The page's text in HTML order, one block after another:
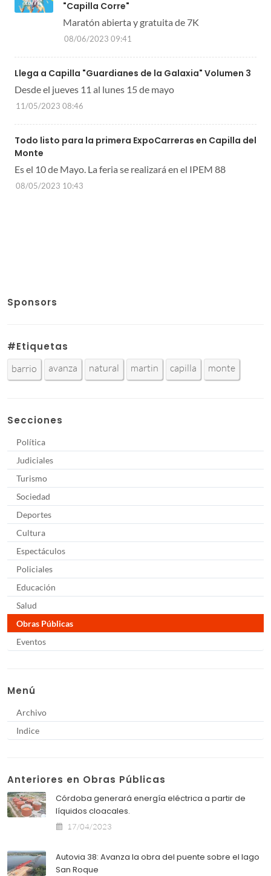
"Capilla Corre"
Maratón abierta y gratuita de 7K
08/06/2023 09:41
Llega a Capilla "Guardianes de la Galaxia" Volumen 3
Desde el jueves 11 al lunes 15 de mayo
11/05/2023 08:46
Todo listo para la primera ExpoCarreras en Capilla del
Monte
Es el 10 de Mayo. La feria se realizará en el IPEM 88
08/05/2023 10:43
Sponsors
#Etiquetas
barrio avanza natural martin capilla monte
Secciones
Política
Judiciales
Turismo
Sociedad
Deportes
Cultura
Espectáculos
Policiales
Educación
Salud
Obras Públicas
Eventos
Menú
Archivo
Indice
Anteriores en Obras Públicas
Córdoba generará energía eléctrica a partir de
líquidos cloacales.
17/04/2023
Autovia 38: Avanza la obra del puente sobre el lago
San Roque